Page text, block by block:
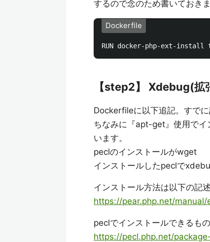
するので念のため書いておきま
Dockerfile
【step2】 Xdebug(拡
Dockerfileに以下追記。すでに
ちなみに『apt-get』使用でイ
います。
peclのインストールがwget
インストールしたpeclで
インストール方法は以下の記
https://pear.php.net/
peclでインストールできるも
https://pecl.php.net/